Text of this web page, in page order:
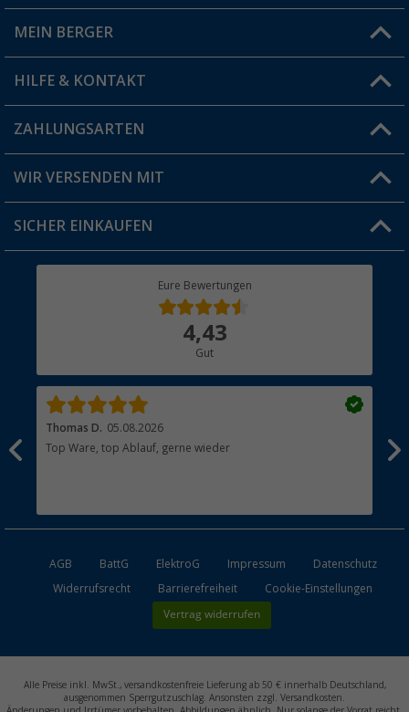
Filiale finden
MEIN BERGER
Vorteilskarte
Blog
Jobs & Karriere
HILFE & KONTAKT
FAQ & Kontakt
Versandinformationen
Rücksendung
ZAHLUNGSARTEN
WIR VERSENDEN MIT
SICHER EINKAUFEN
Eure Bewertungen
4,43
Gut
Thomas D. 05.08.2026
Top Ware, top Ablauf, gerne wieder
AGB BattG ElektroG Impressum
Datenschutz
Widerrufsrecht
Barrierefreiheit Cookie-Einstellungen
Vertrag widerrufen
Alle Preise inkl. MwSt., versandkostenfreie Lieferung ab 50 € innerhalb Deutschland,
ausgenommen Sperrgutzuschlag. Ansonsten zzgl. Versandkosten.